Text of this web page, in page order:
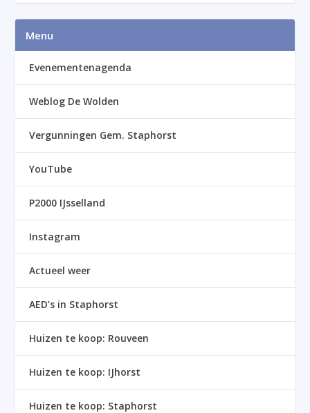
Menu
Evenementenagenda
Weblog De Wolden
Vergunningen Gem. Staphorst
YouTube
P2000 IJsselland
Instagram
Actueel weer
AED’s in Staphorst
Huizen te koop: Rouveen
Huizen te koop: IJhorst
Huizen te koop: Staphorst